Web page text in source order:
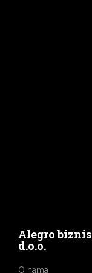
Alegro biznis
d.o.o.
O nama